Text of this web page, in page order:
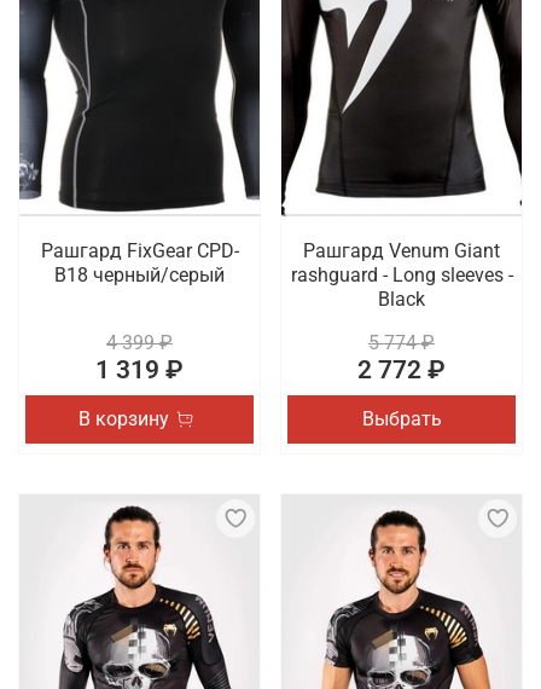
Рашгард FixGear CPD-
B18 черный/серый
4 399 ₽
1 319 ₽
В корзину
Рашгард Venum Giant
rashguard - Long sleeves -
Black
5 774 ₽
2 772 ₽
Выбрать